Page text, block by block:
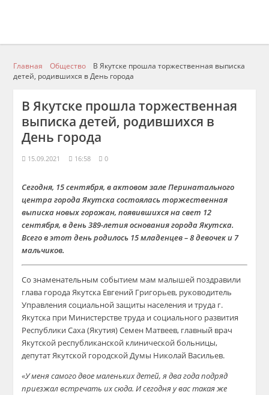
Главная Общество
В Якутске прошла торжественная выписка
детей, родившихся в День города
В Якутске прошла торжественная
выписка детей, родившихся в
День города
15.09.2021 16:58 0
Сегодня, 15 сентября, в актовом зале Перинатального
центра города Якутска состоялась торжественная
выписка новых горожан, появившихся на свет 12
сентября, в день 389-летия основания города Якутска.
Всего в этот день родилось 15 младенцев – 8 девочек и 7
мальчиков.
Со знаменательным событием мам малышей поздравили
глава города Якутска Евгений Григорьев, руководитель
Управления социальной защиты населения и труда г.
Якутска при Министерстве труда и социального развития
Республики Саха (Якутия) Семен Матвеев, главный врач
Якутской республиканской клинической больницы,
депутат Якутской городской Думы Николай Васильев.
«У меня самого двое маленьких детей, я два года подряд
приезжал встречать их сюда. И сегодня у вас такая же